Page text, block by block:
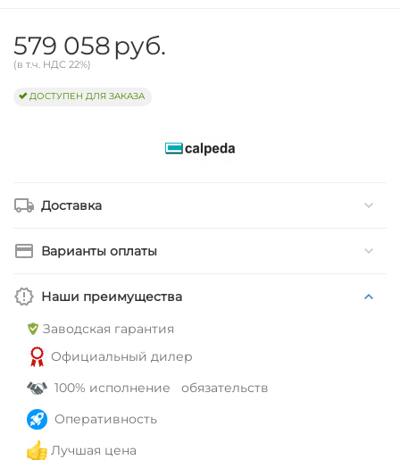
579 058руб.
(в т.ч. НДС 22%)
ДОСТУПЕН ДЛЯ ЗАКАЗА
Доставка
Варианты оплаты
Наши преимущества
Заводская гарантия
Официальный дилер
100% исполнение обязательств
Оперативность
Лучшая цена